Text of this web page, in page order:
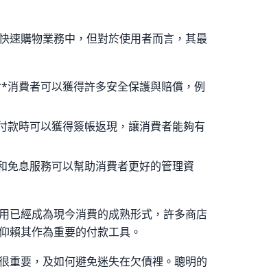
速購物業務中，但對於使用者而言，其最
費者可以獲得許多安全保護與賠償，例
時可以獲得簽帳返現，讓消費者能夠有
息服務可以幫助消費者更好的管理資
已經成為現今消費的成熟形式，許多商店
賴其作為重要的付款工具。
重要，及如何避免迷失在欠債裡。聰明的